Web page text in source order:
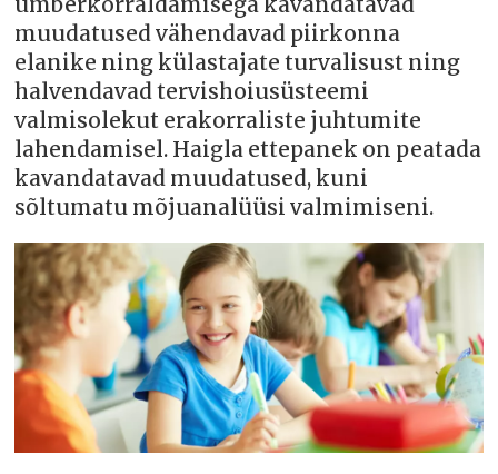
muudatused vähendavad piirkonna
elanike ning külastajate turvalisust ning
halvendavad tervishoiusüsteemi
valmisolekut erakorraliste juhtumite
lahendamisel. Haigla ettepanek on peatada
kavandatavad muudatused, kuni
sõltumatu mõjuanalüüsi valmimiseni.